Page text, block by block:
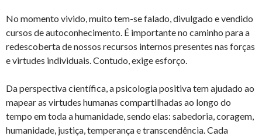
No momento vivido, muito tem-se falado, divulgado e vendido
cursos de autoconhecimento. É importante no caminho para a
redescoberta de nossos recursos internos presentes nas forças
e virtudes individuais. Contudo, exige esforço.
Da perspectiva científica, a psicologia positiva tem ajudado ao
mapear as virtudes humanas compartilhadas ao longo do
tempo em toda a humanidade, sendo elas: sabedoria, coragem,
humanidade, justiça, temperança e transcendência. Cada